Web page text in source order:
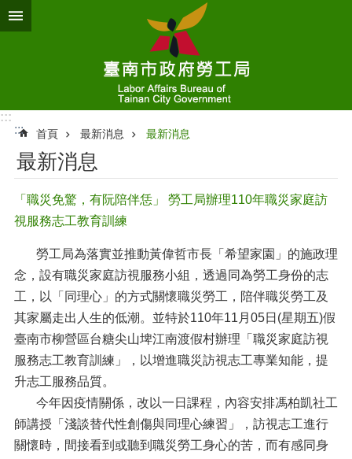
跳到主要內容區塊
:::
:::
首頁 最新消息 最新消息
最新消息
「職災免驚，有阮陪伴恁」 勞工局辦理110年職災家庭訪
視服務志工教育訓練
勞工局為落實並推動黃偉哲市長「希望家園」的施政理
念，設有職災家庭訪視服務小組，透過同為勞工身份的志
工，以「同理心」的方式關懷職災勞工，陪伴職災勞工及
其家屬走出人生的低潮。並特於110年11月05日(星期五)假
臺南市柳營區台糖尖山埤江南渡假村辦理「職災家庭訪視
服務志工教育訓練」，以增進職災訪視志工專業知能，提
升志工服務品質。
今年因疫情關係，改以一日課程，內容安排馮柏凱社工
師講授「淺談替代性創傷與同理心練習」，訪視志工進行
關懷時，間接看到或聽到職災勞工身心的苦，而有感同身